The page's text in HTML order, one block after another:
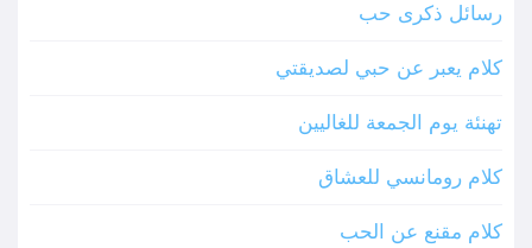
رسائل ذكرى حب
كلام يعبر عن حبي لصديقتي
تهنئة يوم الجمعة للغاليين
كلام رومانسي للعشاق
كلام مقنع عن الحب